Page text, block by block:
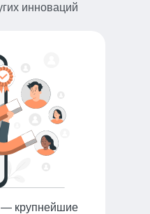
инноваций
— крупнейшие